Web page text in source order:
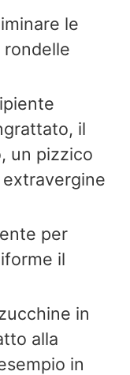
le
il
un pizzico
per
il
in
alla
in